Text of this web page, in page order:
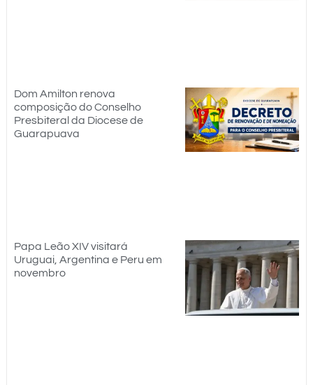
Dom Amilton renova
composição do Conselho
Presbiteral da Diocese de
Guarapuava
Papa Leão XIV visitará
Uruguai, Argentina e Peru em
novembro